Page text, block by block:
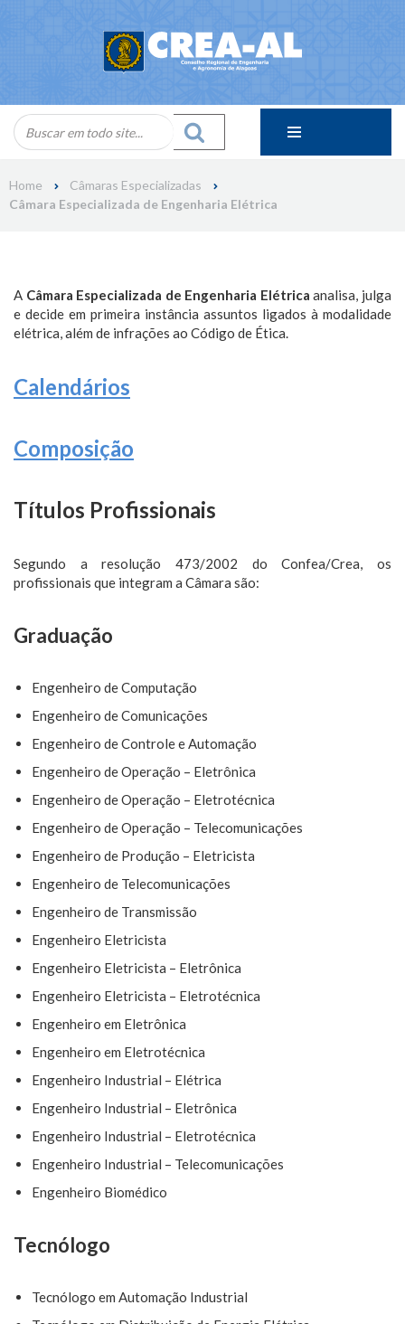
Home
Câmaras Especializadas
Câmara Especializada de Engenharia Elétrica
A Câmara Especializada de Engenharia Elétrica analisa, julga
e decide em primeira instância assuntos ligados à modalidade
elétrica, além de infrações ao Código de Ética.
Calendários
Composição
Títulos Profissionais
Segundo a resolução 473/2002 do Confea/Crea, os
profissionais que integram a Câmara são:
Graduação
Engenheiro de Computação
Engenheiro de Comunicações
Engenheiro de Controle e Automação
Engenheiro de Operação – Eletrônica
Engenheiro de Operação – Eletrotécnica
Engenheiro de Operação – Telecomunicações
Engenheiro de Produção – Eletricista
Engenheiro de Telecomunicações
Engenheiro de Transmissão
Engenheiro Eletricista
Engenheiro Eletricista – Eletrônica
Engenheiro Eletricista – Eletrotécnica
Engenheiro em Eletrônica
Engenheiro em Eletrotécnica
Engenheiro Industrial – Elétrica
Engenheiro Industrial – Eletrônica
Engenheiro Industrial – Eletrotécnica
Engenheiro Industrial – Telecomunicações
Engenheiro Biomédico
Tecnólogo
Tecnólogo em Automação Industrial